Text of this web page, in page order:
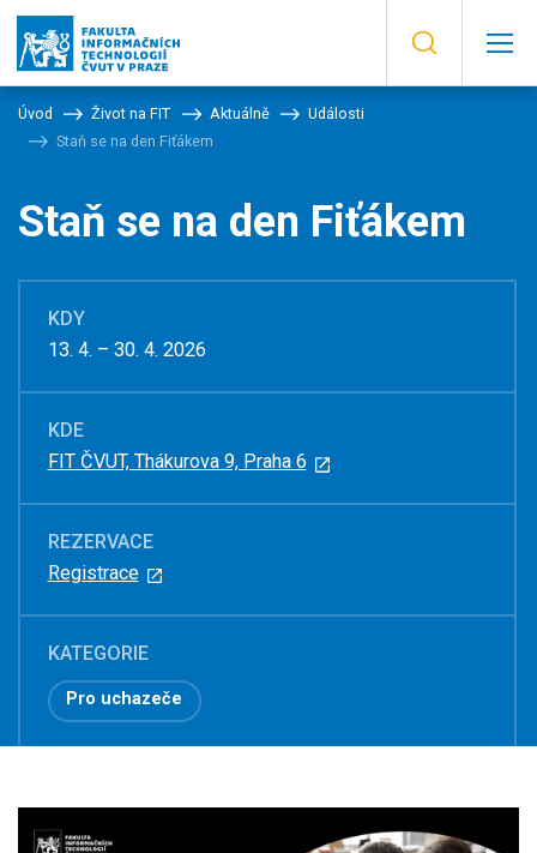
Úvod Život na FIT Aktuálně
Události
Staň se na den Fiťákem
Staň se na den Fiťákem
KDY
13. 4. – 30. 4. 2026
KDE
FIT ČVUT, Thákurova 9, Praha 6
REZERVACE
Registrace
KATEGORIE
Pro uchazeče